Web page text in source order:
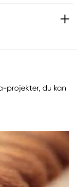
projekter, du kan